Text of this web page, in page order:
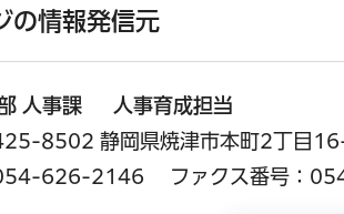
の情報発信元
人事課 人事育成担当
8502 静岡県焼津市本町2丁目
626-2146
ファクス番号：